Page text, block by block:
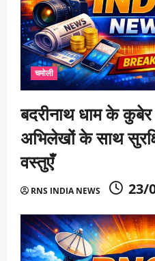
चमोली
बदरीनाथ धाम के
अभिलेखों के साथ
वस्तुएँ
RNS INDIA NEWS 23/